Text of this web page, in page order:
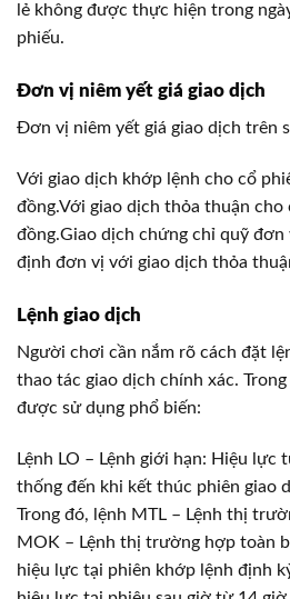
lẻ không được thực hiện trong
phiếu.
Đơn vị niêm yết giá giao dịch
Đơn vị niêm yết giá giao dịch trên
Với giao dịch khớp lệnh cho cổ
đồng.Với giao dịch thỏa thuận cho
đồng.Giao dịch chứng chỉ quỹ đơn
định đơn vị với giao dịch thỏa
Lệnh giao dịch
Người chơi cần nắm rõ cách đặt
thao tác giao dịch chính xác.
được sử dụng phổ biến:
Lệnh LO – Lệnh giới hạn: Hiệu lực
thống đến khi kết thúc phiên giao
Trong đó, lệnh MTL – Lệnh thị
MOK – Lệnh thị trường hợp toàn
hiệu lực tại phiên khớp lệnh định